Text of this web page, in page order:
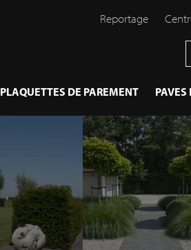
Reportage
PLAQUETTES DE PAREMENT PAVES